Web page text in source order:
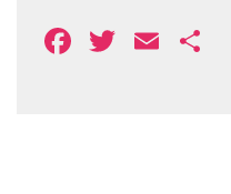
Facebook
TwitterEmail